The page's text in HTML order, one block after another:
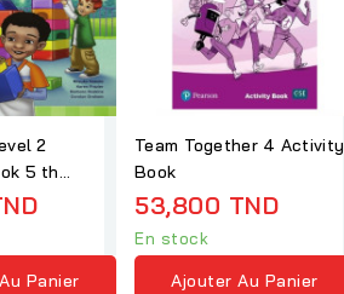
2
5 th
Panier
Team Together 4 Activity
Book
53,800 TND
En stock
Ajouter Au Panier